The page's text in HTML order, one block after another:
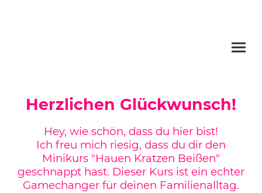
Herzlichen Glückwunsch!
Hey, wie schön, dass du hier bist!
Ich freu mich riesig, dass du dir den
Minikurs "Hauen Kratzen Beißen"
geschnappt hast. Dieser Kurs ist ein echter
Gamechanger für deinen Familienalltag.